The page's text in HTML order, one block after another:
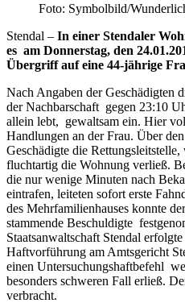
Foto: Symbolbild/
Stendal – In einer Stendaler
es am Donnerstag, den
Übergriff auf eine 44-jährige
Nach Angaben der Geschädigten
der Nachbarschaft gegen 23:10
allein lebt, gewaltsam ein. Hier
Handlungen an der Frau. Über
Geschädigte die
fluchtartig die Wohnung verließ.
die nur wenige Minuten nach
eintrafen, leiteten sofort erste
des Mehrfamilienhauses konnte
stammende Beschuldigte
Staatsanwaltschaft Stendal
Haftvorführung am Amtsgericht
einen Untersuchungshaftbefehl
besonders schweren Fall erließ.
verbracht.